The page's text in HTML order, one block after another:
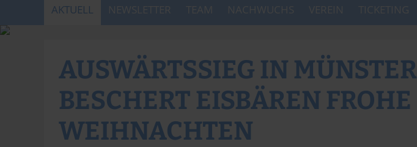
AKTUELL
AUSWÄRTSSIEG IN MÜNSTER
BESCHERT EISBÄREN FROHE
WEIHNACHTEN